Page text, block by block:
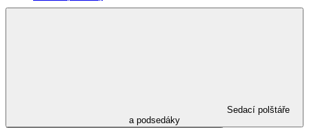
Sedací polštáře
a podsedáky